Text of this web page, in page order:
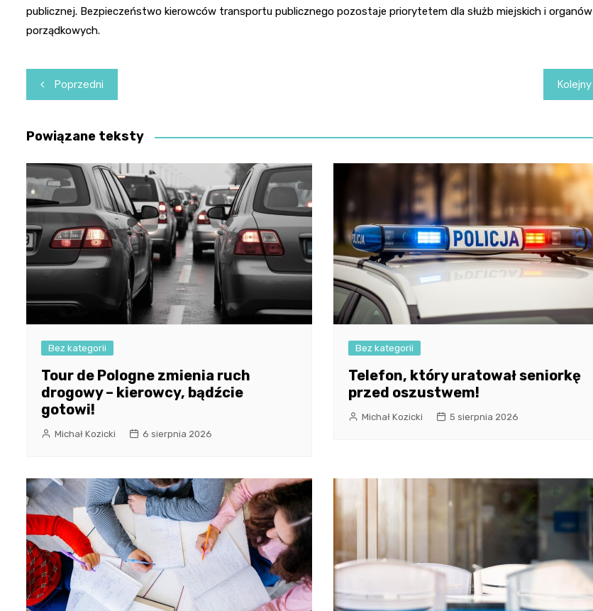
publicznej. Bezpieczeństwo kierowców transportu publicznego pozostaje priorytetem dla służb miejskich i organów
porządkowych.
Nawigacja
wpisu
Poprzedni Kolejny
Powiązane teksty
Bez kategorii
Tour de Pologne zmienia ruch
drogowy – kierowcy, bądźcie
gotowi!
Michał Kozicki 6 sierpnia 2026
Bez kategorii
Telefon, który uratował seniorkę
przed oszustwem!
Michał Kozicki 5 sierpnia 2026